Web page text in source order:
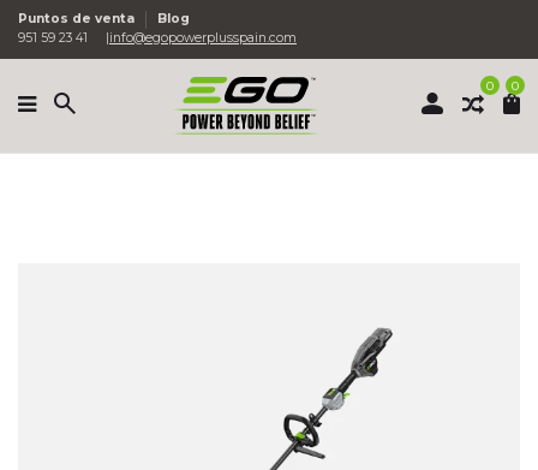
Puntos de venta
Blog
951 59 23 41
info@egopowerplusspain.com
0 0